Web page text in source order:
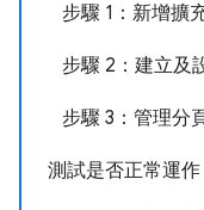
步驟 1：新增擴
步驟 2：建立及
步驟 3：管理分
測試是否正常運作